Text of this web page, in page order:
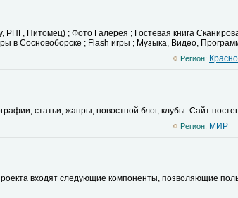
РПГ, Питомец) ; Фото Галерея ; Гостевая книга
в Сосновоборске ; Flash игры ; Музыка, Видео,
Регион:
статьи, жанры, новостной блог, клубы. Сайт
Регион: MИР
входят следующие компоненты, позволяющие